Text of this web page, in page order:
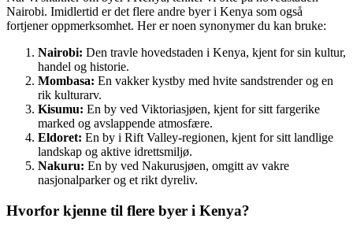
Nairobi. Imidlertid er det flere andre byer i Kenya som også
fortjener oppmerksomhet. Her er noen synonymer du kan bruke:
Nairobi: Den travle hovedstaden i Kenya, kjent for sin kultur,
handel og historie.
Mombasa: En vakker kystby med hvite sandstrender og en
rik kulturarv.
Kisumu: En by ved Viktoriasjøen, kjent for sitt fargerike
marked og avslappende atmosfære.
Eldoret: En by i Rift Valley-regionen, kjent for sitt landlige
landskap og aktive idrettsmiljø.
Nakuru: En by ved Nakurusjøen, omgitt av vakre
nasjonalparker og et rikt dyreliv.
Hvorfor kjenne til flere byer i Kenya?